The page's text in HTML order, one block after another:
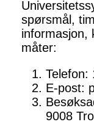
spørsmål,
informasjon,
måter:
Telefon:
E-post:
9008